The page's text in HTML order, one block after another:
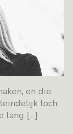
en die
toch
lang […]